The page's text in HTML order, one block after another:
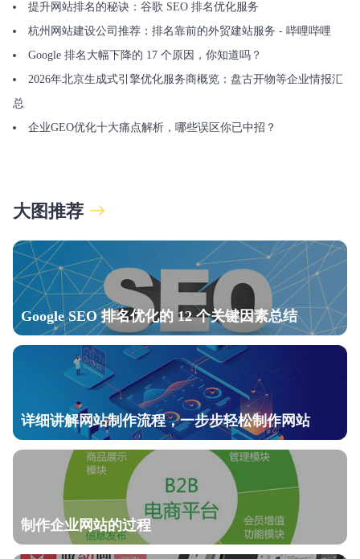
提升网站排名的秘诀：谷歌 SEO 排名优化服务
杭州网站建设公司推荐：排名靠前的外贸建站服务 - 哔哩哔哩
Google 排名大幅下降的 17 个原因，你知道吗？
2026年北京生成式引擎优化服务商概览：盘古开物等企业情报汇
总
企业GEO优化十大痛点解析，哪些误区你已中招？
大图推荐
Google SEO 排名优化的 12 个关键因素总结
详细讲解网站制作流程，一步步轻松制作网站
制作企业网站的过程